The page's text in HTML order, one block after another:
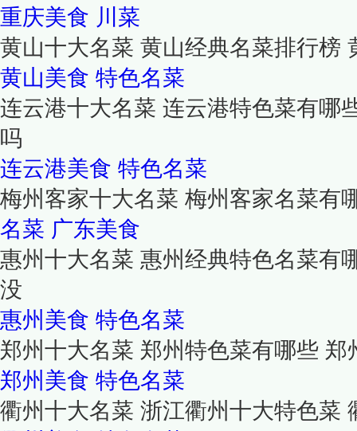
重庆美食 川菜
黄山十大名菜 黄山经典名菜排行榜
黄山美食 特色名菜
连云港十大名菜 连云港特色菜有哪
吗
连云港美食 特色名菜
梅州客家十大名菜 梅州客家名菜有
名菜 广东美食
惠州十大名菜 惠州经典特色名菜有
没
惠州美食 特色名菜
郑州十大名菜 郑州特色菜有哪些 郑
郑州美食 特色名菜
衢州十大名菜 浙江衢州十大特色菜